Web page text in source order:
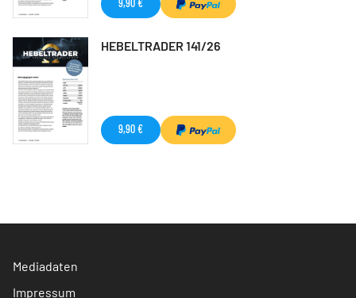
9,90 €
HEBELTRADER 141/26
9,90 €
Mediadaten
Impressum